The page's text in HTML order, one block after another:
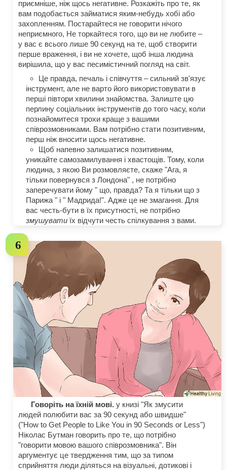
приємніше, ніж щось негативне. Розкажіть про те, як
вам подобається займатися яким-небудь хобі або
захопленням. Постарайтеся не говорити нічого
неприємного, Не торкайтеся того, що ви не любите –
у вас є всього лише 90 секунд на те, щоб створити
перше враження, і ви не хочете, щоб інша людина
вирішила, що у вас песимістичний погляд на світ.
Це правда, печаль і співчуття – сильний зв'язує
інструмент, але не варто його використовувати в
перші півтори хвилини знайомства. Залиште цю
перлину соціальних інструментів до того часу, коли
познайомитеся трохи краще з вашими
співрозмовниками. Вам потрібно стати позитивним,
перш ніж вносити щось негативне.
Щоб напевно залишатися позитивним,
уникайте самозамилування і хвастощів. Тому, коли
людина, з якою Ви розмовляєте, скаже "Ага, я
тільки повернувся з Лондона" , не потрібно
заперечувати йому " що, правда? Та я тільки що з
Парижа " і " Мадрида!". Адже це не змагання. Для
вас честь-бути в їх присутності, не потрібно
змушуватиїх відчути честь спілкування з вами.
Говоріть на їхній мові. у книзі "Як змусити
людей полюбити вас за 90 секунд або швидше"
("How to Get People to Like You in 90 Seconds or Less")
Ніколас Бутман говорить про те, що потрібно
"говорити мовою вашого співрозмовника". Він
аргументує це твердження тим, що за типом
сприйняття люди діляться на візуальні, дотикові і